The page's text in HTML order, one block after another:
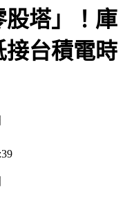
股塔」！庫
台積電時